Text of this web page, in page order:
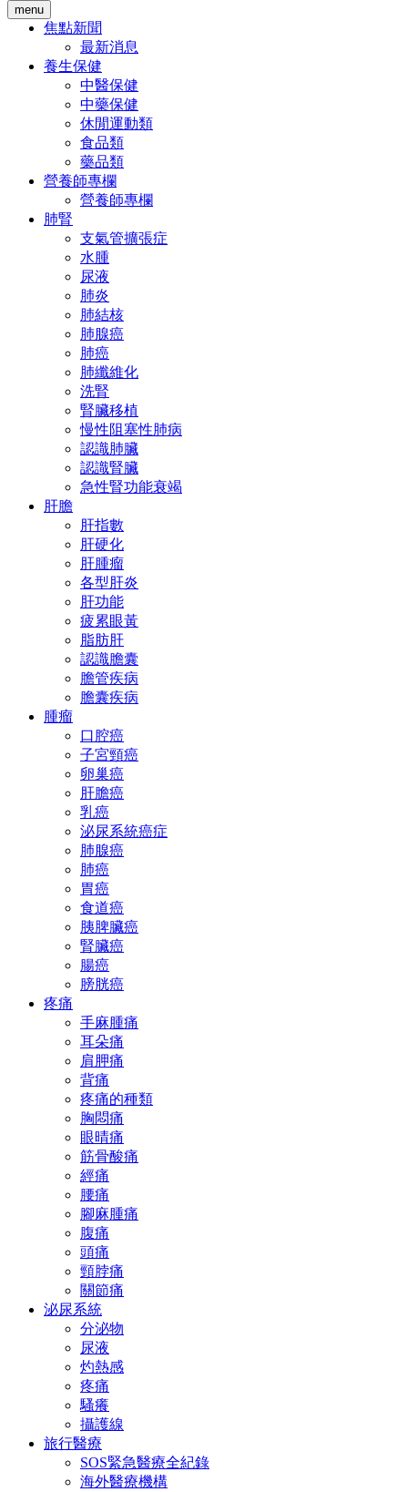
menu
焦點新聞
最新消息
養生保健
中醫保健
中藥保健
休閒運動類
食品類
藥品類
營養師專欄
營養師專欄
肺腎
支氣管擴張症
水腫
尿液
肺炎
肺結核
肺腺癌
肺癌
肺纖維化
洗腎
腎臟移植
慢性阻塞性肺病
認識肺臟
認識腎臟
急性腎功能衰竭
肝膽
肝指數
肝硬化
肝腫瘤
各型肝炎
肝功能
疲累眼黃
脂肪肝
認識膽囊
膽管疾病
膽囊疾病
腫瘤
口腔癌
子宮頸癌
卵巢癌
肝膽癌
乳癌
泌尿系統癌症
肺腺癌
肺癌
胃癌
食道癌
胰脾臟癌
腎臟癌
腸癌
膀胱癌
疼痛
手麻腫痛
耳朵痛
肩胛痛
背痛
疼痛的種類
胸悶痛
眼晴痛
筋骨酸痛
經痛
腰痛
腳麻腫痛
腹痛
頭痛
頸脖痛
關節痛
泌尿系統
分泌物
尿液
灼熱感
疼痛
騷癢
攝護線
旅行醫療
SOS緊急醫療全紀錄
海外醫療機構